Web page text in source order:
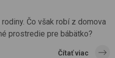
Čo však robí z domova
prostredie pre bábätko?
Čítať viac